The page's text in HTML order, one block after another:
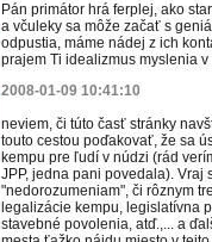
Pán primátor hrá ferplej, ako
a včuleky sa môže začať s
odpustia, máme nádej z ich
prajem Ti idealizmus myslenia
2008-01-09 10:41:10
neviem, či túto časť stránky
touto cestou poďakovať, že sa
kempu pre ľudí v núdzi (rád
JPP, jedna pani povedala). Vraj
"nedorozumeniam", či rôznym
legalizácie kempu, legislatívna
stavebné povolenia, atď.,... a